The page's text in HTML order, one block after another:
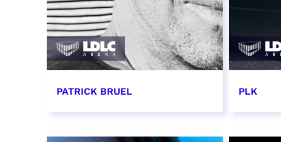
PATRICK BRUEL PLK